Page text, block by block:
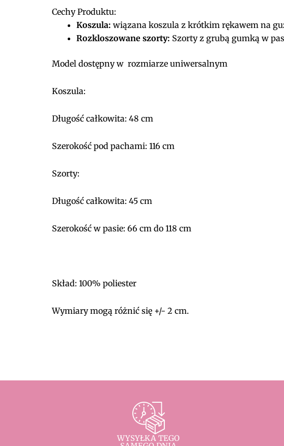
Cechy Produktu:
Koszula: wiązana koszula z krótkim rękawem na
Rozkloszowane szorty: Szorty z grubą gumką w
Model dostępny w rozmiarze uniwersalnym
Koszula:
Długość całkowita: 48 cm
Szerokość pod pachami: 116 cm
Szorty:
Długość całkowita: 45 cm
Szerokość w pasie: 66 cm do 118 cm
Skład: 100% poliester
Wymiary mogą różnić się +/- 2 cm.
WYSYŁKA TEGO